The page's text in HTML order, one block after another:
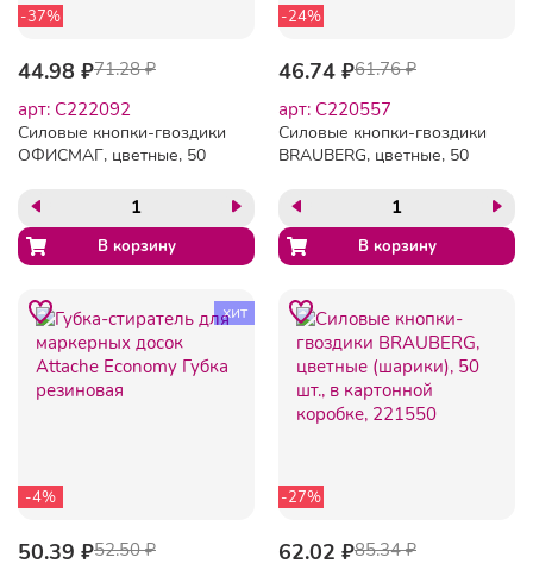
-37%
44.98 ₽71.28 ₽
арт: C222092
Силовые кнопки-гвоздики
ОФИСМАГ, цветные, 50
222092
-24%
46.74 ₽61.76 ₽
арт: C220557
Силовые кнопки-гвоздики
BRAUBERG, цветные, 50
220557
-4%
хит
50.39 ₽52.50 ₽
-27%
62.02 ₽85.34 ₽